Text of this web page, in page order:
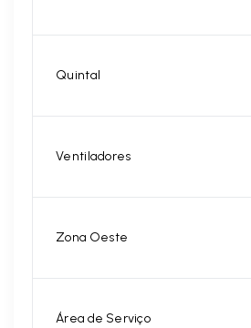
Quintal
Ventiladores
Zona Oeste
Área de Serviço